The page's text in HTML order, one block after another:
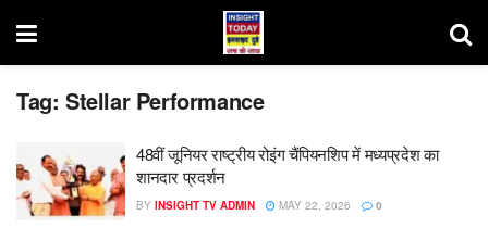
Tag: Stellar Performance
48वीं जूनियर राष्ट्रीय रोइंग चैंपियनशिप में मध्यप्रदेश का
शानदार प्रदर्शन
BY INSIGHT TV ADMIN MAY 22, 2026 0